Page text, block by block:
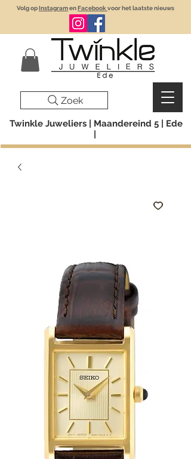
Twinkle Juweliers | Maandereind 5 | Ede
Volg opInstagramenFacebook voor het laatste nieuws
Zoek